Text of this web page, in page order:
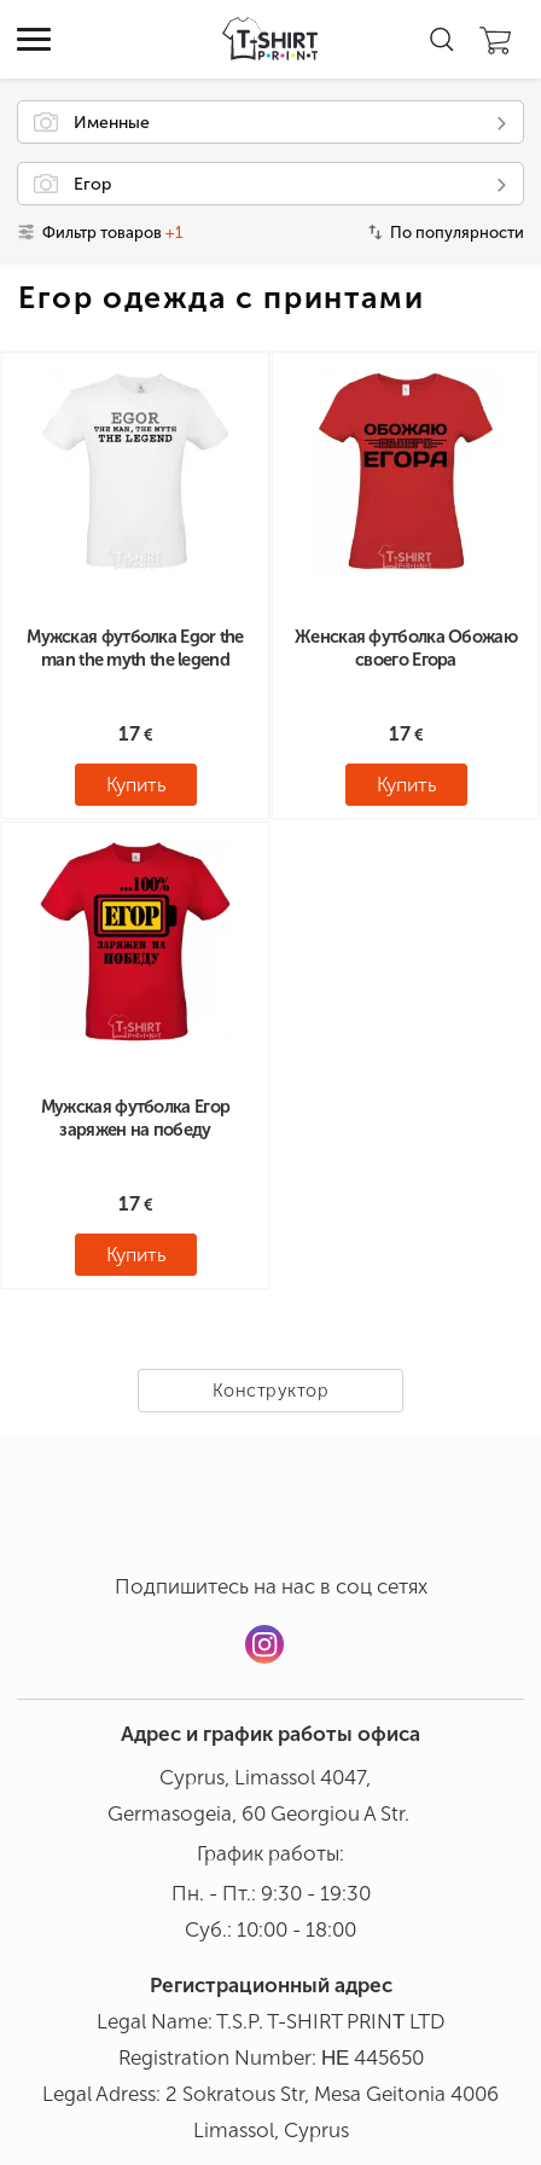
Именные
Егор
Фильтр товаров +1 По популярности
Егор одежда с принтами
Мужская футболка Egor the
man the myth the legend
17
Купить
Женская футболка Обожаю
своего Егора
17
Купить
Мужская футболка Егор
заряжен на победу
17
Купить
Конструктор
Подпишитесь на нас в соц сетях
Адрес и график работы офиса
Cyprus, Limassol 4047,
Germasogeia, 60 Georgiou A Str.
График работы:
Пн. - Пт.: 9:30 - 19:30
Суб.: 10:00 - 18:00
Регистрационный адрес
Legal Name: T.S.P. T-SHIRT PRINΤ LTD
Registration Number: ΗΕ 445650
Legal Adress: 2 Sokratous Str, Mesa Geitonia 4006
Limassol, Cyprus